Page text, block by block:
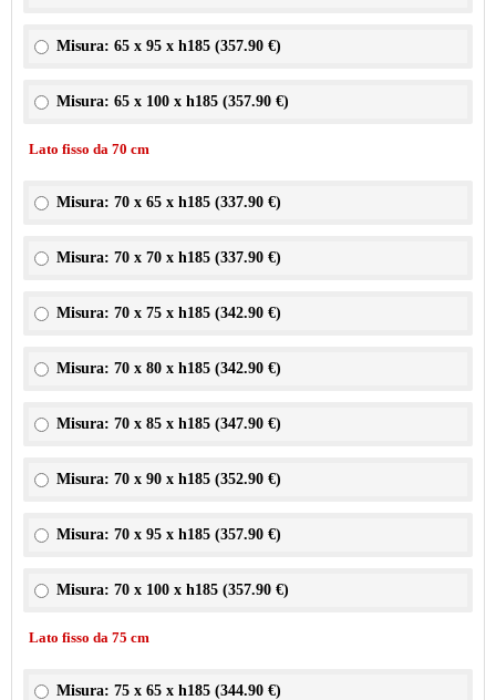
Misura: 65 x 95 x h185 (357.90 €)
Misura: 65 x 100 x h185 (357.90 €)
Lato fisso da 70 cm
Misura: 70 x 65 x h185 (337.90 €)
Misura: 70 x 70 x h185 (337.90 €)
Misura: 70 x 75 x h185 (342.90 €)
Misura: 70 x 80 x h185 (342.90 €)
Misura: 70 x 85 x h185 (347.90 €)
Misura: 70 x 90 x h185 (352.90 €)
Misura: 70 x 95 x h185 (357.90 €)
Misura: 70 x 100 x h185 (357.90 €)
Lato fisso da 75 cm
Misura: 75 x 65 x h185 (344.90 €)